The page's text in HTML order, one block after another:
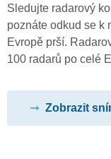
Sledujte radarový
poznáte odkud se k
Evropě prší.
100 radarů po celé
Zobrazit